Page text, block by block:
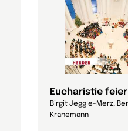
Eucharistie
Birgit Jeggle-Merz,
Kranemann